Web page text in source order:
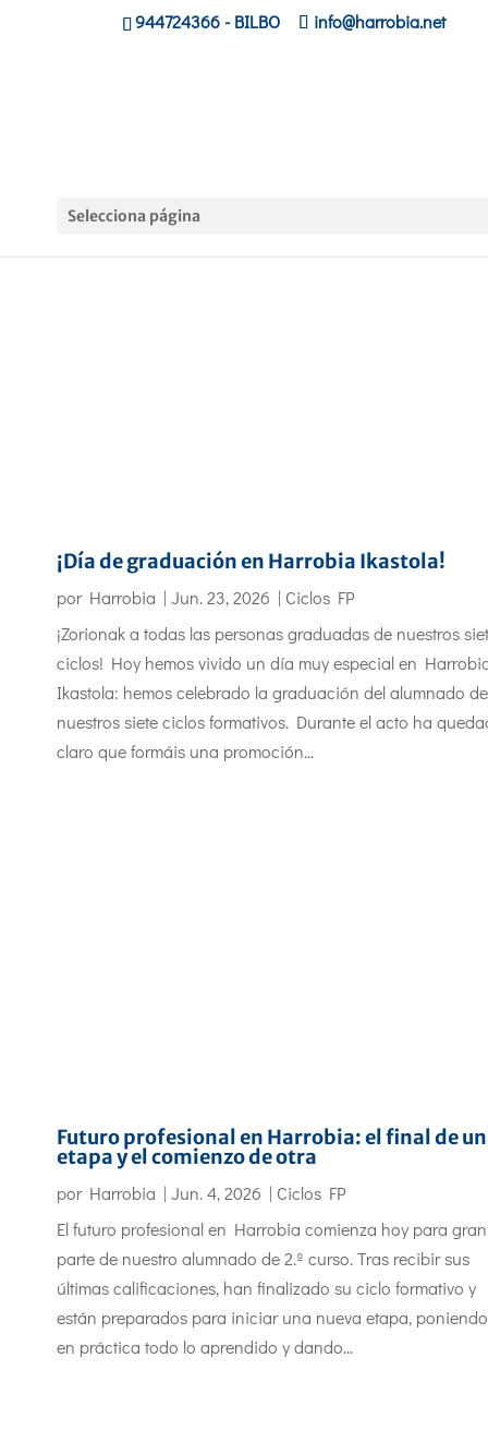
944724366- BILBO info@harrobia.net
Selecciona página
¡Día de graduación en Harrobia Ikastola!
por Harrobia | Jun. 23, 2026 | Ciclos FP
¡Zorionak a todas las personas graduadas de nuestros
ciclos! Hoy hemos vivido un día muy especial en
Ikastola: hemos celebrado la graduación del alumnado de
nuestros siete ciclos formativos. Durante el acto ha
claro que formáis una promoción...
Futuro profesional en Harrobia: el final de
etapa y el comienzo de otra
por Harrobia | Jun. 4, 2026 | Ciclos FP
El futuro profesional en Harrobia comienza hoy para gran
parte de nuestro alumnado de 2.º curso. Tras recibir sus
últimas calificaciones, han finalizado su ciclo formativo y
están preparados para iniciar una nueva etapa, poniendo
en práctica todo lo aprendido y dando...